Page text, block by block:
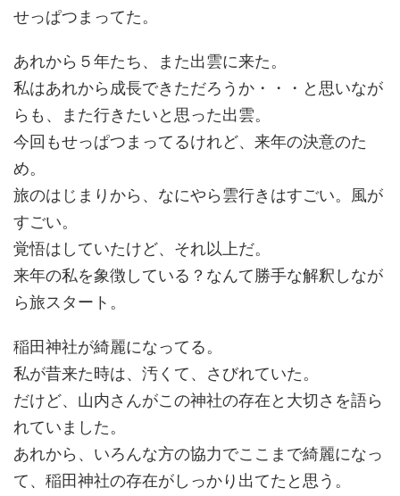
せっぱつまってた。
あれから５年たち、また出雲に来た。
私はあれから成長できただろうか・・・と思いなが
らも、また行きたいと思った出雲。
今回もせっぱつまってるけれど、来年の決意のた
め。
旅のはじまりから、なにやら雲行きはすごい。風が
すごい。
覚悟はしていたけど、それ以上だ。
来年の私を象徴している？なんて勝手な解釈しなが
ら旅スタート。
稲田神社が綺麗になってる。
私が昔来た時は、汚くて、さびれていた。
だけど、山内さんがこの神社の存在と大切さを語ら
れていました。
あれから、いろんな方の協力でここまで綺麗になっ
て、稲田神社の存在がしっかり出てたと思う。